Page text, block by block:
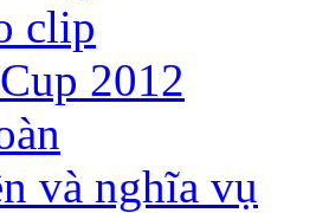
clip
2012
và nghĩa vụ